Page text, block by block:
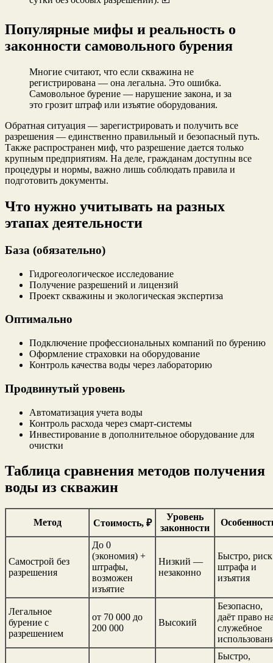
Популярные мифы и реальность о
законности самовольного бурения
Многие считают, что если скважина не
регистрирована — она легальна. Это ошибка.
Самовольное бурение — нарушение закона, и за
это грозит штраф или изъятие оборудования.
Обратная ситуация — зарегистрировать и получить все
разрешения — единственно правильный и безопасный путь.
Также распространен миф, что разрешение дается только
крупным предприятиям. На деле, гражданам доступны все
процедуры и нормы, важно лишь соблюдать правила и
подготовить документы.
Что нужно учитывать на разных
этапах деятельности
База (обязательно)
Гидрогеологическое исследование
Получение разрешений и лицензий
Проект скважины и экологическая экспертиза
Оптимально
Подключение профессиональных компаний по бурению
Оформление страховки на оборудование
Контроль качества воды через лабораторию
Продвинутый уровень
Автоматизация учета воды
Контроль расхода через смарт-системы
Инвестирование в дополнительное оборудование для
очистки
Таблица сравнения методов получения
воды из скважин
Метод Стоимость, ₽
Уровень
законности
Самострой без
разрешения
До 0
(экономия) +
штрафы,
возможен
изъятие
Низкий —
незаконно
Быстро, риск
штрафа и
изъятия
Легальное
бурение с
разрешением
от 70 000 до
200 000
Высокий
Безопасно,
даёт право
служебное
Быстро,